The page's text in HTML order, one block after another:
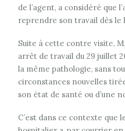
de l’agent, a considéré que
reprendre son travail dès le
Suite à cette contre visite,
arrêt de travail du 29 juillet
la même pathologie, sans
circonstances nouvelles
son état de santé ou d’une
C’est dans ce contexte que